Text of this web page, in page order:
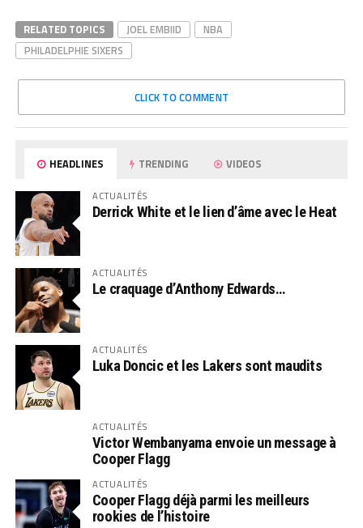
RELATED TOPICS JOEL EMBIID
NBA
PHILADELPHIE SIXERS
CLICK TO COMMENT
HEADLINES TRENDING VIDEOS
ACTUALITÉS
Derrick White et le lien d’âme avec le Heat
ACTUALITÉS
Le craquage d’Anthony Edwards…
ACTUALITÉS
Luka Doncic et les Lakers sont maudits
ACTUALITÉS
Victor Wembanyama envoie un message à
Cooper Flagg
ACTUALITÉS
Cooper Flagg déjà parmi les meilleurs
rookies de l’histoire